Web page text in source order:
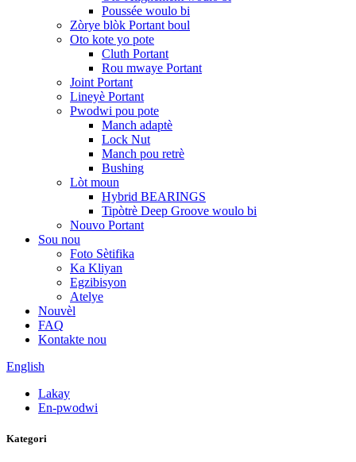
Poussée woulo bi
Zòrye blòk Portant boul
Oto kote yo pote
Cluth Portant
Rou mwaye Portant
Joint Portant
Lineyè Portant
Pwodwi pou pote
Manch adaptè
Lock Nut
Manch pou retrè
Bushing
Lòt moun
Hybrid BEARINGS
Tipòtrè Deep Groove woulo bi
Nouvo Portant
Sou nou
Foto Sètifika
Ka Kliyan
Egzibisyon
Atelye
Nouvèl
FAQ
Kontakte nou
English
Lakay
En-pwodwi
Kategori